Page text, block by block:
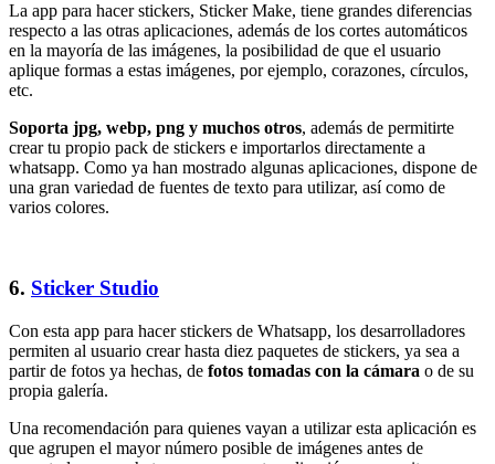
La app para hacer stickers, Sticker Make, tiene grandes diferencias
respecto a las otras aplicaciones, además de los cortes automáticos
en la mayoría de las imágenes, la posibilidad de que el usuario
aplique formas a estas imágenes, por ejemplo, corazones, círculos,
etc.
Soporta jpg, webp, png y muchos otros, además de permitirte
crear tu propio pack de stickers e importarlos directamente a
whatsapp. Como ya han mostrado algunas aplicaciones, dispone de
una gran variedad de fuentes de texto para utilizar, así como de
varios colores.
6. Sticker Studio
Con esta app para hacer stickers de Whatsapp, los desarrolladores
permiten al usuario crear hasta diez paquetes de stickers, ya sea a
partir de fotos ya hechas, de fotos tomadas con la cámara o de su
propia galería.
Una recomendación para quienes vayan a utilizar esta aplicación es
que agrupen el mayor número posible de imágenes antes de